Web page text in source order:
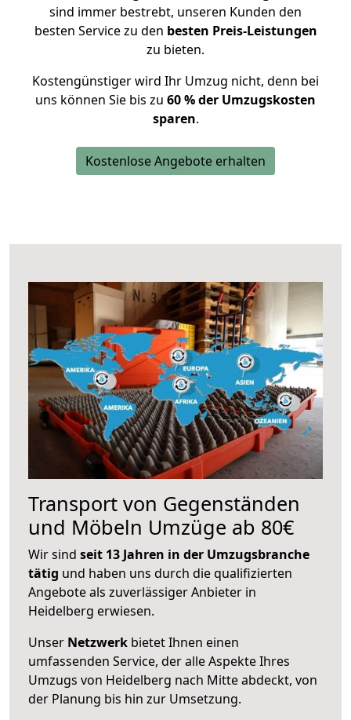
sind immer bestrebt, unseren Kunden den
besten Service zu den besten Preis-Leistungen
zu bieten.
Kostengünstiger wird Ihr Umzug nicht, denn bei
uns können Sie bis zu 60 % der Umzugskosten
sparen.
Kostenlose Angebote erhalten
Transport von Gegenständen
und Möbeln Umzüge ab 80€
Wir sind seit 13 Jahren in der Umzugsbranche
tätig und haben uns durch die qualifizierten
Angebote als zuverlässiger Anbieter in
Heidelberg erwiesen.
Unser Netzwerk bietet Ihnen einen
umfassenden Service, der alle Aspekte Ihres
Umzugs von Heidelberg nach Mitte abdeckt, von
der Planung bis hin zur Umsetzung.